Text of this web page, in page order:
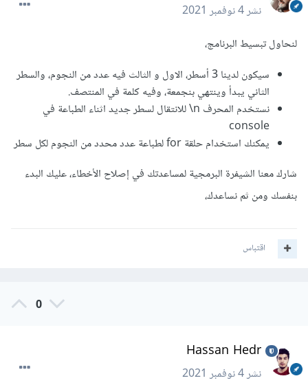
نشر4 نوفمبر 2021
لنحاول تبسيط البرنامج،
سيكون لدينا 3 أسطر، الاول و الثالث فيه عدد من النجوم، والسطر
الثاني يبدأ وينتهي بنجمعة، وفيه كلمة في المنتصف.
نستخدم المحرف n\ للانتقال لسطر جديد اثناء الطباعة في
console
يمكنك استخدام حلقة for لطباعة عدد محدد من النجوم لكل سطر
شارك معنا الشيفرة البرمجية لمساعدتك في إصلاح الأخطاء، عليك البدء
بنفسك ومن ثم نساعدك،
اقتباس
0
Hassan Hedr
نشر4 نوفمبر 2021